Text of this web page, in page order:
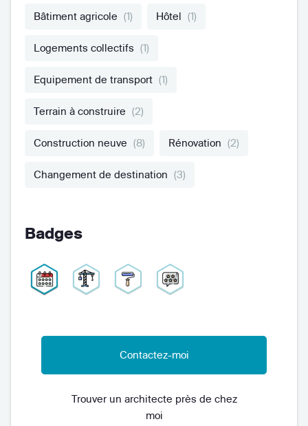
Bâtiment agricole (1) Hôtel (1)
Logements collectifs (1)
Equipement de transport (1)
Terrain à construire (2)
Construction neuve (8) Rénovation (2)
Changement de destination (3)
Badges
Contactez-moi
Trouver un architecte près de chez
moi